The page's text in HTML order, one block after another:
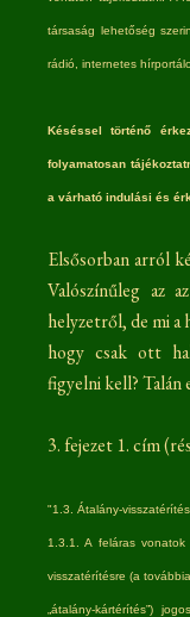
társaság lehetőség
rádió, internetes
Késéssel történő
folyamatosan
a várható indulási és
Elsősorban arról
Valószínűleg az
helyzetről, de mi
hogy csak ott
figyelni kell? Talán
3. fejezet 1. cím
"1.3. Átalány-
1.3.1. A feláras
visszatérítésre (a
„átalány-kártérítés”)